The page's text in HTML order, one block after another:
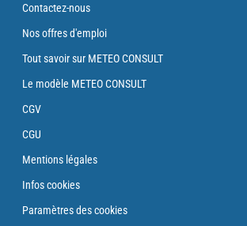
Contactez-nous
Nos offres d'emploi
Tout savoir sur METEO CONSULT
Le modèle METEO CONSULT
CGV
CGU
Mentions légales
Infos cookies
Paramètres des cookies